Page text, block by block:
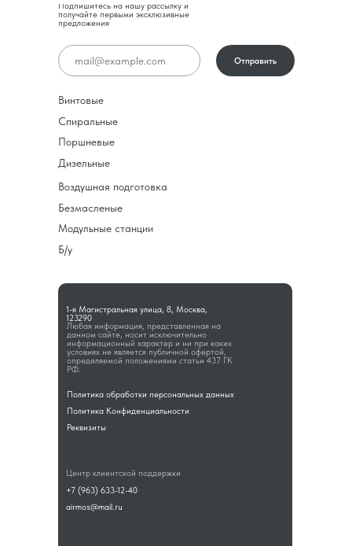
Любая информация, представленная на
данном сайте, носит исключительно
информационный характер и ни при каких
условиях не является публичной офертой,
определяемой положениями статьи 437 ГК
РФ.
1-я Магистральная улица, 8, Москва,
123290
Подпишитесь на нашу рассылку и
получайте первыми эксклюзивные
предложения
Винтовые
Спиральные
Поршневые
Дизельные
Воздушная подготовка
Безмасленые
Модульные станции
Б/у
Политика обработки персональных данных
Политика Конфиденциальности
Реквизиты
Центр клиентской поддержки
+7 (963) 633-12-40
airmos@mail.ru
Отправить